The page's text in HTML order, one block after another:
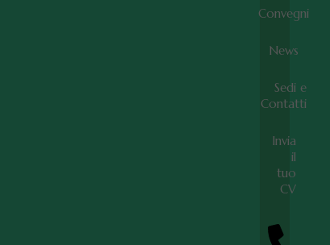
Convegni
News
Sedi e
Contatti
Invia
il
tuo
CV